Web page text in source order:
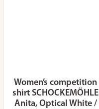
Women’s competition
shirt SCHOCKEMÖHLE
Anita, Optical White /